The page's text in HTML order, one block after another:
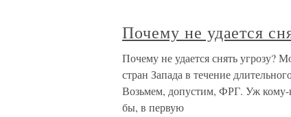
Почему не удается
Почему не удается снять угрозу?
стран Запада в течение
Возьмем, допустим, ФРГ. Уж кому-
бы, в первую